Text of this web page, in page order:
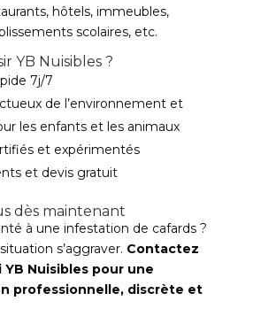
hôtels, immeubles,
scolaires, etc.
YB Nuisibles ?
7j/7
de l’environnement et
les enfants et les animaux
et expérimentés
et devis gratuit
dès maintenant
à une infestation de cafards ?
s’aggraver. Contactez
YB Nuisibles pour une
professionnelle, discrète et